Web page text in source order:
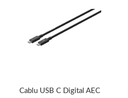
Cablu USB C Digital AEC